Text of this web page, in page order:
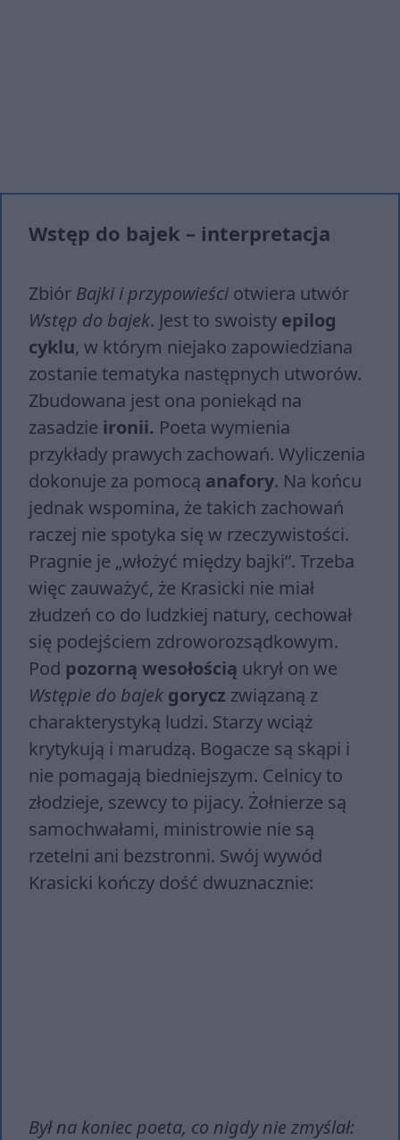
Wstęp do bajek – interpretacja
Zbiór Bajki i przypowieści otwiera utwór
Wstęp do bajek. Jest to swoisty epilog
cyklu, w którym niejako zapowiedziana
zostanie tematyka następnych utworów.
Zbudowana jest ona poniekąd na
zasadzie ironii. Poeta wymienia
przykłady prawych zachowań. Wyliczenia
dokonuje za pomocą anafory. Na końcu
jednak wspomina, że takich zachowań
raczej nie spotyka się w rzeczywistości.
Pragnie je „włożyć między bajki”. Trzeba
więc zauważyć, że Krasicki nie miał
złudzeń co do ludzkiej natury, cechował
się podejściem zdroworozsądkowym.
Pod pozorną wesołością ukrył on we
Wstępie do bajek gorycz związaną z
charakterystyką ludzi. Starzy wciąż
krytykują i marudzą. Bogacze są skąpi i
nie pomagają biedniejszym. Celnicy to
złodzieje, szewcy to pijacy. Żołnierze są
samochwałami, ministrowie nie są
rzetelni ani bezstronni. Swój wywód
Krasicki kończy dość dwuznacznie:
Był na koniec poeta, co nigdy nie zmyślał: